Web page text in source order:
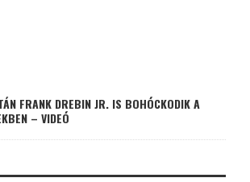
FRANK DREBIN JR. IS BOHÓCKODIK A
– VIDEÓ